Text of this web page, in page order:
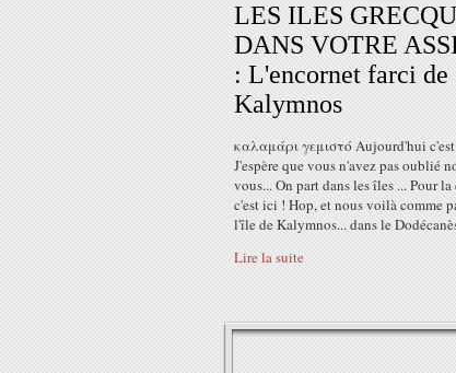
LES ILES
DANS VOTRE
: L'encornet farci de
Kalymnos
καλαμάρι γεμιστό Aujourd'hui
J'espère que vous n'avez pas oublié
vous... On part dans les îles ... Pour la
c'est ici ! Ηop, et nous voilà comme
l'île de Kalymnos... dans le
Lire la suite